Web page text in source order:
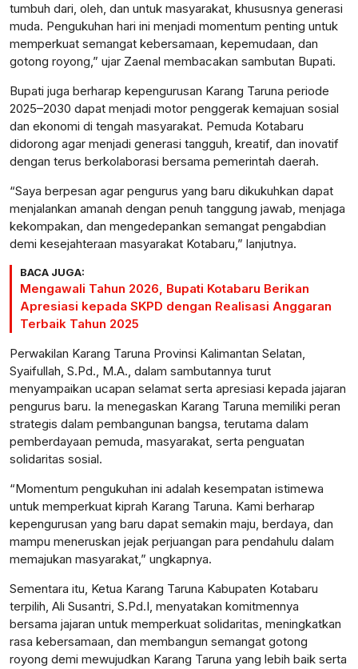
tumbuh dari, oleh, dan untuk masyarakat, khususnya generasi
muda. Pengukuhan hari ini menjadi momentum penting untuk
memperkuat semangat kebersamaan, kepemudaan, dan
gotong royong,” ujar Zaenal membacakan sambutan Bupati.
Bupati juga berharap kepengurusan Karang Taruna periode
2025–2030 dapat menjadi motor penggerak kemajuan sosial
dan ekonomi di tengah masyarakat. Pemuda Kotabaru
didorong agar menjadi generasi tangguh, kreatif, dan inovatif
dengan terus berkolaborasi bersama pemerintah daerah.
“Saya berpesan agar pengurus yang baru dikukuhkan dapat
menjalankan amanah dengan penuh tanggung jawab, menjaga
kekompakan, dan mengedepankan semangat pengabdian
demi kesejahteraan masyarakat Kotabaru,” lanjutnya.
BACA JUGA:
Mengawali Tahun 2026, Bupati Kotabaru Berikan
Apresiasi kepada SKPD dengan Realisasi Anggaran
Terbaik Tahun 2025
Perwakilan Karang Taruna Provinsi Kalimantan Selatan,
Syaifullah, S.Pd., M.A., dalam sambutannya turut
menyampaikan ucapan selamat serta apresiasi kepada jajaran
pengurus baru. Ia menegaskan Karang Taruna memiliki peran
strategis dalam pembangunan bangsa, terutama dalam
pemberdayaan pemuda, masyarakat, serta penguatan
solidaritas sosial.
“Momentum pengukuhan ini adalah kesempatan istimewa
untuk memperkuat kiprah Karang Taruna. Kami berharap
kepengurusan yang baru dapat semakin maju, berdaya, dan
mampu meneruskan jejak perjuangan para pendahulu dalam
memajukan masyarakat,” ungkapnya.
Sementara itu, Ketua Karang Taruna Kabupaten Kotabaru
terpilih, Ali Susantri, S.Pd.I, menyatakan komitmennya
bersama jajaran untuk memperkuat solidaritas, meningkatkan
rasa kebersamaan, dan membangun semangat gotong
royong demi mewujudkan Karang Taruna yang lebih baik serta